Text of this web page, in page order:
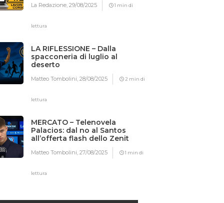
La Redazione,29/08/2025 1 min di
lettura
LA RIFLESSIONE – Dalla
spacconeria di luglio al
deserto
Matteo Tombolini,28/08/2025 2 min di
lettura
MERCATO – Telenovela
Palacios: dal no al Santos
all’offerta flash dello Zenit
Matteo Tombolini,27/08/2025 1 min di
lettura